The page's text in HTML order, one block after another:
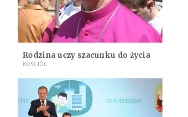
Rodzina uczy szacunku do życia
KOŚCIÓŁ